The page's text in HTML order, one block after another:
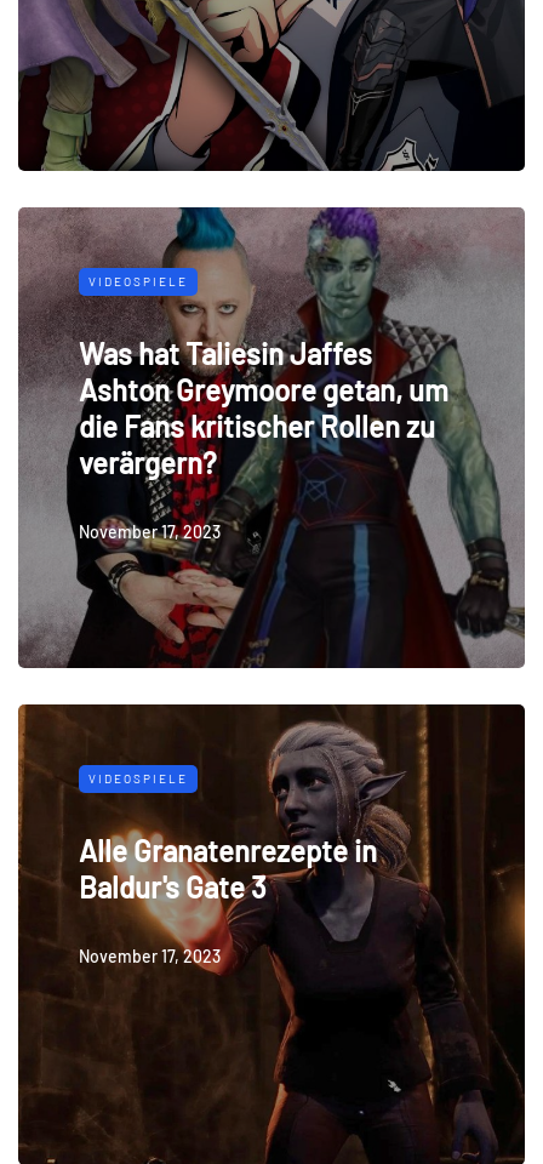
VIDEOSPIELE
Was hat Taliesin Jaffes
Ashton Greymoore getan, um
die Fans kritischer Rollen zu
verärgern?
November 17, 2023
VIDEOSPIELE
Alle Granatenrezepte in
Baldur's Gate 3
November 17, 2023